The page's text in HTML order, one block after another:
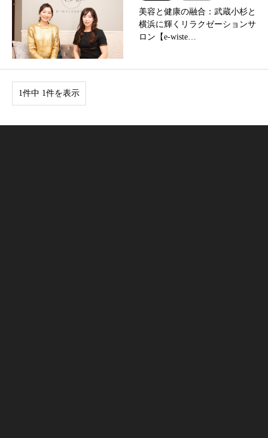
美容と健康の融合：武蔵小杉と
横浜に輝くリラクゼーションサ
ロン【e-wiste…
1件中 1件を表示